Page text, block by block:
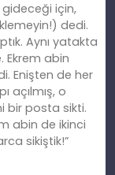
gideceği için,
dedi.
Aynı yatakta
Ekrem abin
Enişten de her
açılmış, o
bir posta sikti.
abin de ikinci
sikiştik!”